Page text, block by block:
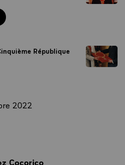
République
2022
Cocorico